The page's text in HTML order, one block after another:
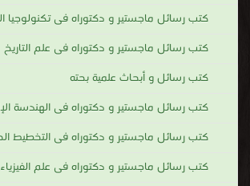
كتب رسائل ماجستير و دكتوراه فى تكنولوجيا
كتب رسائل ماجستير و دكتوراه فى علم التاريخ
كتب رسائل و أبحاث علمية بحته
كتب رسائل ماجستير و دكتوراه فى الهندسة
كتب رسائل ماجستير و دكتوراه فى التخطيط
كتب رسائل ماجستير و دكتوراه فى علم الفيزياء